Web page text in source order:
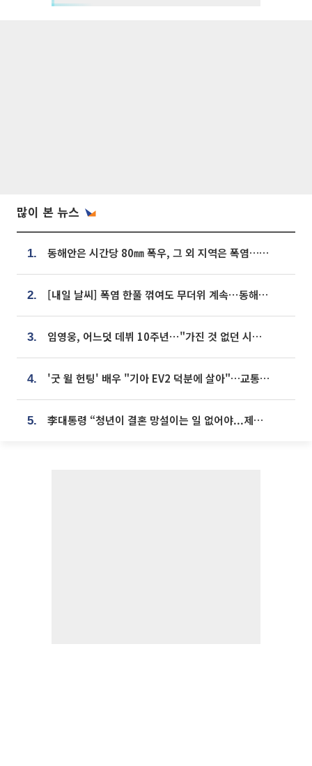
많이 본 뉴스
1. 동해안은 시간당 80㎜ 폭우, 그 외 지역은 폭염…‘극과 극 날씨’
2. [내일 날씨] 폭염 한풀 꺾여도 무더위 계속⋯동해안 이틀 연속 비
3. 임영웅, 어느덧 데뷔 10주년⋯"가진 것 없던 시절, 내 앞엔 20명의 팬뿐"
4. '굿 윌 헌팅' 배우 "기아 EV2 덕분에 살아"…교통사고 후 안전성 극찬
5. 李대통령 “청년이 결혼 망설이는 일 없어야...제도상 불이익 조사”